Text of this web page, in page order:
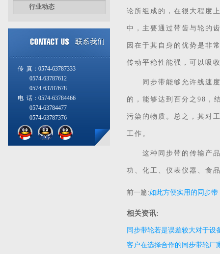
行业动态
传 真：0574-63787333
0574-63787612
0574-63787678
电 话：0574-63784466
0574-63784477
0574-63787376
论所组成的，在很大程度
中，主要通过带齿与轮的
因在于其自身的优势是非
传动平稳性能强，可以吸
同步带能够允许线速度
的，能够达到百分之98，
污染的物质。总之，其对
工作。
这种同步带的传输产品
功、化工、仪表仪器、食
前一篇:如此方便实用的同步
相关资讯:
同步带轮若是误差较大对于设
客户在选择合作的同步带轮厂